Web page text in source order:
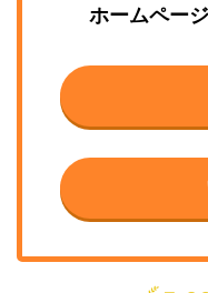
ホームペー